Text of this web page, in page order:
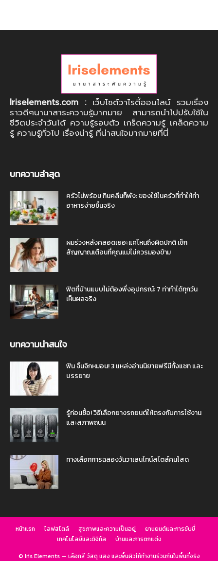
Iriselements.com : เว็บไซต์วาไรตี้ออนไลน์ รวมเรื่อง
ราวดีๆนานาสาระความรู้มากมาย สามารถนำไปปรับใช้ใน
ชีวิตประจำวันได้ ความรู้รอบตัว เกร็ดความรู้ เคล็ดความ
รู้ ความรู้ทั่วไป เรื่องน่ารู้ ที่น่าสนใจมากมายที่นี่
บทความล่าสุด
ครัวไม่พร้อม กินคลีนก็พัง: ของใช้ในครัวที่ทำให้ทำ
อาหารง่ายขึ้นจริง
ผมร่วงหลังคลอดเยอะแค่ไหนถึงผิดปกติ เช็ก
สัญญาณเตือนที่คุณแม่ไม่ควรมองข้าม
ฟิตที่บ้านแบบไม่ต้องพึ่งอุปกรณ์: 7 ท่าทำได้ทุกวัน
เห็นผลจริง
บทความน่าสนใจ
ฟิน จิ้นจิกหมอน! 3 แหล่งอ่านนิยายฟรีมีทั้งแชท และ
บรรยาย
รู้ก่อนซื้อ! วิธีเลือกยางรถยนต์ให้ตรงกับการใช้งาน
และสภาพถนน
ทางเลือกการฉลองวันวาเลนไทน์สไตล์คนโสด
หน้าแรก ไลฟสไตล์ สุขภาพและความเป็นอยู่
ยานยนต์และการขับขี่
เทคโนโลยีและดิจิทัล
บ้านและการตกแต่ง
© Iris Elements — เลือกสี วัสดุ แสง และพื้นผิวให้ทำงานร่วมกันในพื้นที่จริง